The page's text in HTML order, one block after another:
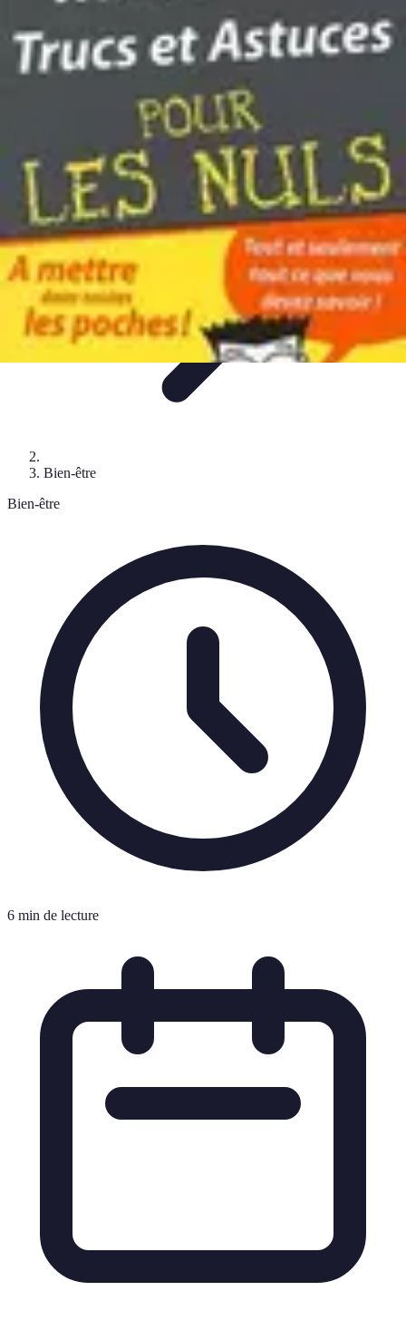
Astuces Naturelles
Astuces PratiquesMéditation et
RelaxationRoutines et Habitudes Techniques de Relaxation
Astuces Anti Stress
Bien-être
Bien-être
6 min de lecture